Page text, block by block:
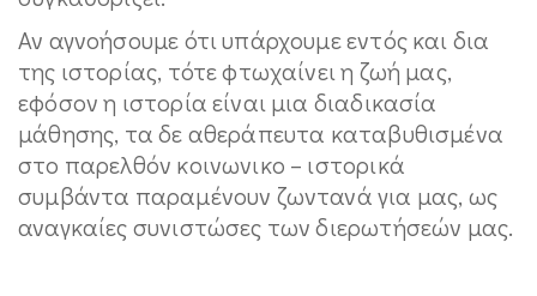
Αν αγνοήσουμε ότι υπάρχουμε εντός και δια
της ιστορίας, τότε φτωχαίνει η ζωή μας,
εφόσον η ιστορία είναι μια διαδικασία
μάθησης, τα δε αθεράπευτα καταβυθισμένα
στο παρελθόν κοινωνικο – ιστορικά
συμβάντα παραμένουν ζωντανά για μας, ως
αναγκαίες συνιστώσες των διερωτήσεών μας.